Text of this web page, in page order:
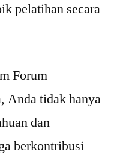
pelatihan secara
Forum
Anda tidak hanya
dan
berkontribusi